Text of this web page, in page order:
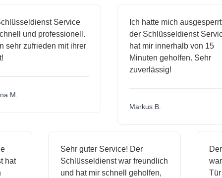
Service
und professionell.
zufrieden mit ihrer
M.
Ich hatte mich ausgesperrt
der Schlüsseldienst Service
hat mir innerhalb von 15
Minuten geholfen. Sehr
zuverlässig!
Markus B.
hat
Sehr guter Service! Der
Schlüsseldienst war freundlich
und hat mir schnell geholfen,